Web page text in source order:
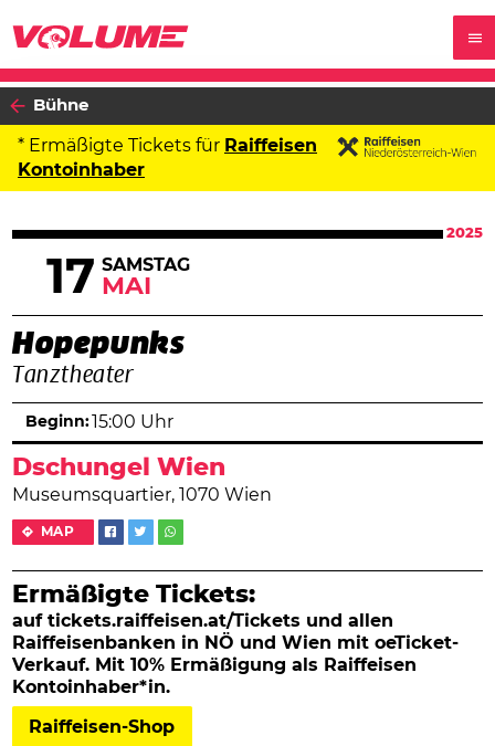
Bühne
* Ermäßigte Tickets für Raiffeisen
Kontoinhaber
2025
17 SAMSTAG
MAI
Hopepunks
Tanztheater
Dschungel Wien
Museumsquartier, 1070 Wien
MAP
Ermäßigte Tickets:
auf tickets.raiffeisen.at/Tickets und allen
Raiffeisenbanken in NÖ und Wien mit oeTicket-
Verkauf. Mit 10% Ermäßigung als Raiffeisen
Kontoinhaber*in.
Raiffeisen-Shop
Beginn: 15:00 Uhr